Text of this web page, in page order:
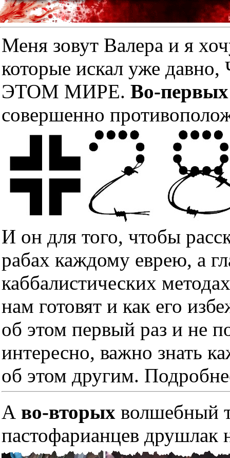
Меня зовут Валера и я
которые искал уже
ЭТОМ МИРЕ. Во-первых
совершенно
И он для того, чтобы
рабах каждому еврею, а
каббалистических
нам готовят и как его
об этом первый раз и не
интересно, важно знать
об этом другим.
А во-вторых волшебный
пастофарианцев друшлак